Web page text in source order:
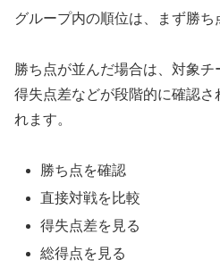
グループ内の順位は、まず勝ち
勝ち点が並んだ場合は、対象
得失点差などが段階的に確認さ
れます。
勝ち点を確認
直接対戦を比較
得失点差を見る
総得点を見る